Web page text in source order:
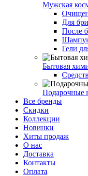
Мужская
Для
После
Гели
Бытовая
Подарочные
Все бренды
Скидки
Коллекции
Новинки
Хиты продаж
О нас
Доставка
Контакты
Оплата